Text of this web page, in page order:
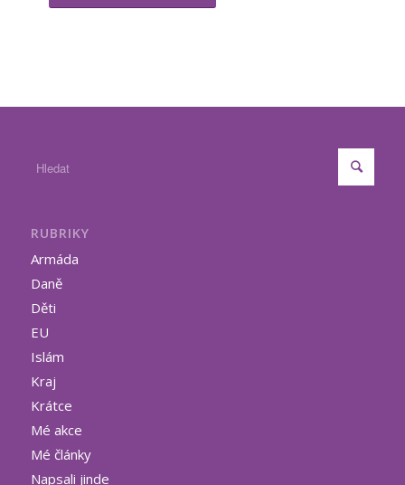
RUBRIKY
Armáda
Daně
Děti
EU
Islám
Kraj
Krátce
Mé akce
Mé články
Napsali jinde